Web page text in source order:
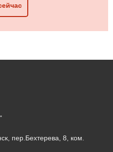
пер.Бехтерева, 8, ком.